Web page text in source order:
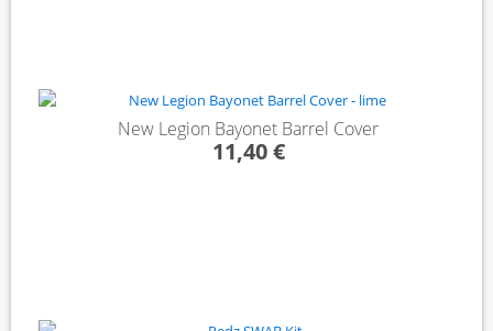
New Legion Bayonet Barrel Cover
11,40 €